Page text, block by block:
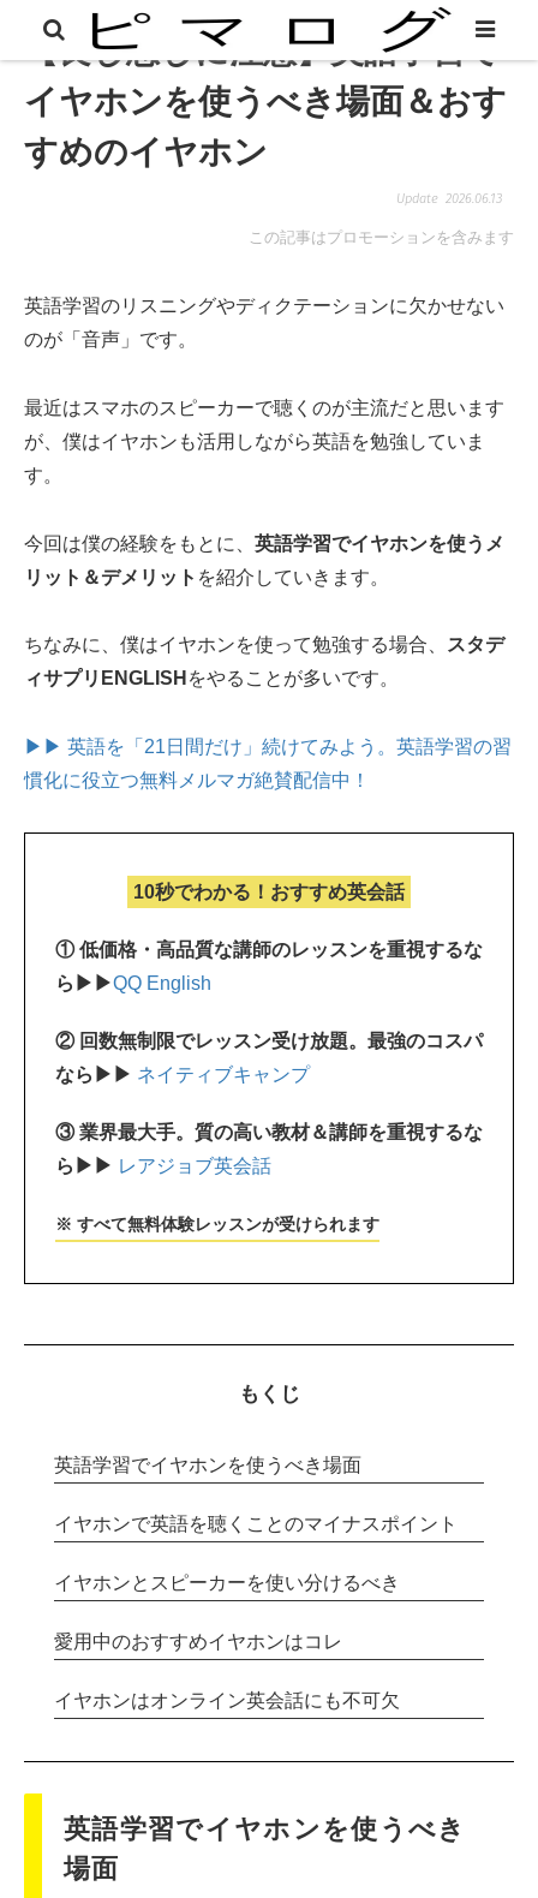
【良し悪しに注意】英語学習で
イヤホンを使うべき場面＆おす
すめのイヤホン
2026.06.13
この記事はプロモーションを含みます
英語学習のリスニングやディクテーションに欠かせない
のが「音声」です。
最近はスマホのスピーカーで聴くのが主流だと思います
が、僕はイヤホンも活用しながら英語を勉強していま
す。
今回は僕の経験をもとに、 英語学習でイヤホンを使うメ
リット＆デメリット を紹介していきます。
ちなみに、僕はイヤホンを使って勉強する場合、
スタデ
ィサプリENGLISH をやることが多いです。
▶▶ 英語を「21日間だけ」続けてみよう。 英語学習の習
慣化に役立つ無料メルマガ絶賛配信中！
10秒でわかる！おすすめ英会話
① 低価格・高品質な講師のレッスンを重視するな
ら▶▶QQ English
② 回数無制限でレッスン受け放題。最強のコスパ
なら▶▶ ネイティブキャンプ
③ 業界最大手。質の高い教材＆講師を重視するな
ら▶▶ レアジョブ英会話
※ すべて無料体験レッスンが受けられます
もくじ
英語学習でイヤホンを使うべき場面
イヤホンで英語を聴くことのマイナスポイント
イヤホンとスピーカーを使い分けるべき
愛用中のおすすめイヤホンはコレ
イヤホンはオンライン英会話にも不可欠
英語学習でイヤホンを使うべき
場面